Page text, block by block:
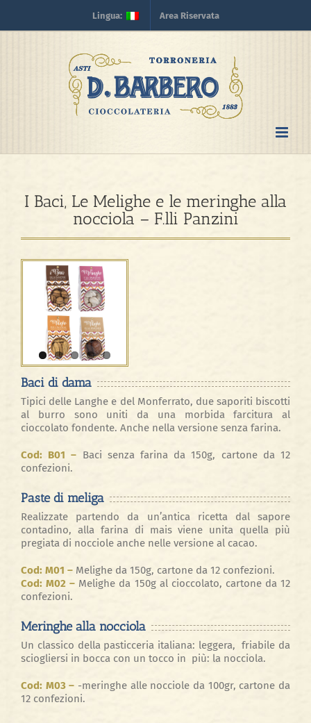
content
Lingua: Area Riservata
I Baci, Le Melighe e le meringhe alla
nocciola – F.lli Panzini
Larger
Image
Baci di dama
Tipici delle Langhe e del Monferrato, due saporiti biscotti
al burro sono uniti da una morbida farcitura al
cioccolato fondente. Anche nella versione senza farina.
Cod: B01 – Baci senza farina da 150g, cartone da 12
confezioni.
Paste di meliga
Realizzate partendo da un’antica ricetta dal sapore
contadino, alla farina di mais viene unita quella più
pregiata di nocciole anche nelle versione al cacao.
Cod: M01 – Melighe da 150g, cartone da 12 confezioni.
Cod: M02 – Melighe da 150g al cioccolato, cartone da 12
confezioni.
Meringhe alla nocciola
Un classico della pasticceria italiana: leggera, friabile da
sciogliersi in bocca con un tocco in più: la nocciola.
Cod: M03 – -meringhe alle nocciole da 100gr, cartone da
12 confezioni.